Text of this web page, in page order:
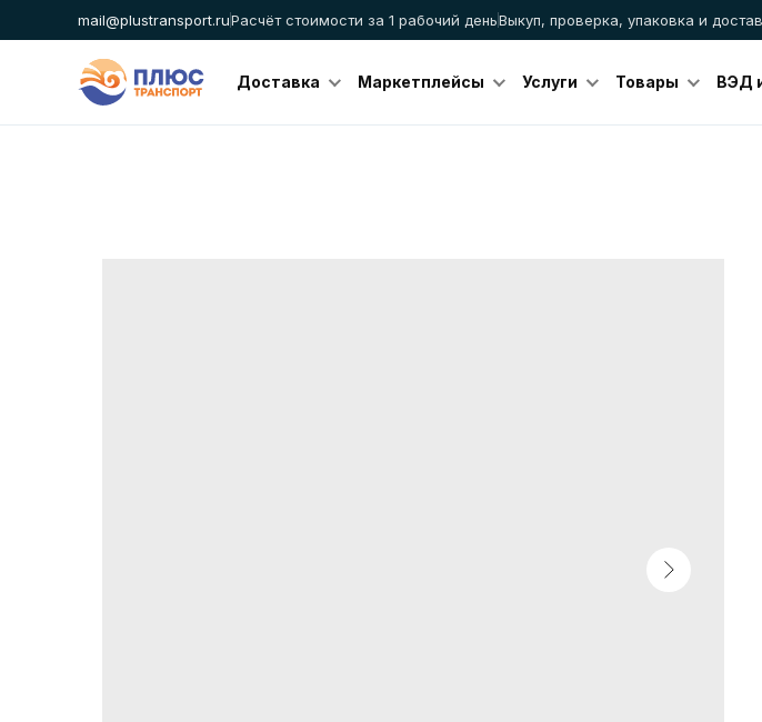
mail@plustransport.ruРасчёт стоимости за 1 рабочий деньВыкуп, проверка, упаковка и
Доставка Маркетплейсы Услуги Товары ВЭД